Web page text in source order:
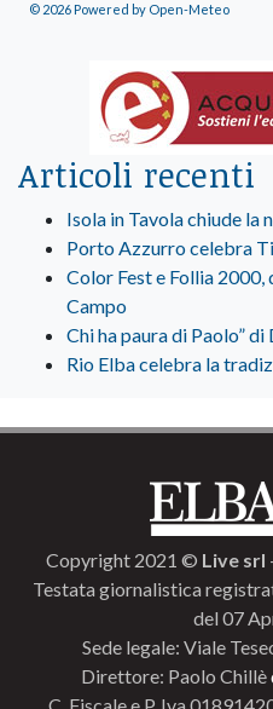
© 2026 Powered by Open-Meteo
Articoli recenti
Isola in Tavola chiude la
Porto Azzurro celebra
Color Fest e Follia
Campo
Chi ha paura di Paolo”
Rio Elba celebra la
Copyright 2021 © Live srl
Testata giornalistica
del 07
Sede legale: Viale
Direttore: Paolo Chillè